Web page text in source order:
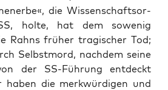
die Wis­senschaft­sor­
holte, hat dem sowenig
Rahns früher tragis­ch­er Tod;
Selb­st­mord, nach­dem seine
der SS-Führung ent­deckt
haben die merk­würdi­gen und